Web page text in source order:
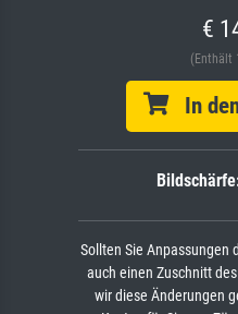
€
(Enthält
In den
Sollten Sie Anpassungen
auch einen Zuschnitt
wir diese Änderungen